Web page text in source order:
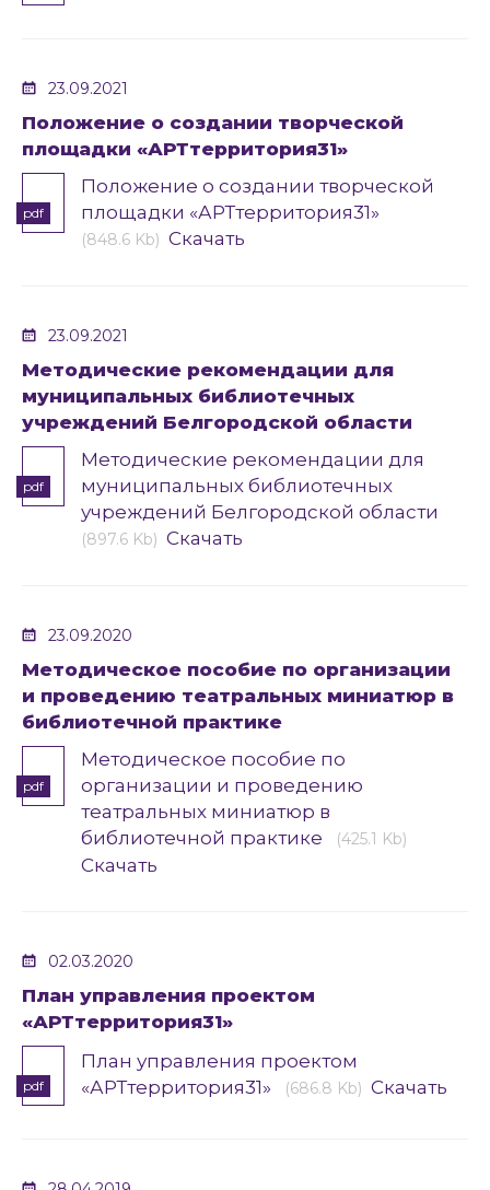
23.09.2021
Положение о создании творческой
площадки «АРТтерритория31»
pdf
Положение о создании творческой
площадки «АРТтерритория31»
(848.6 Kb) Скачать
23.09.2021
Методические рекомендации для
муниципальных библиотечных
учреждений Белгородской области
pdf
Методические рекомендации для
муниципальных библиотечных
учреждений Белгородской области
(897.6 Kb) Скачать
23.09.2020
Методическое пособие по организации
и проведению театральных миниатюр в
библиотечной практике
pdf
Методическое пособие по
организации и проведению
театральных миниатюр в
библиотечной практике
(425.1 Kb)
Скачать
02.03.2020
План управления проектом
«АРТтерритория31»
pdf
План управления проектом
«АРТтерритория31»
(686.8 Kb) Скачать